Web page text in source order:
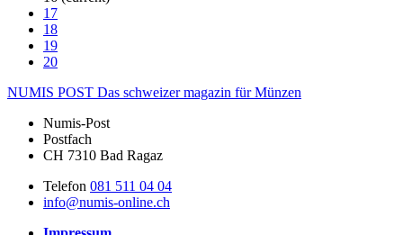
17
18
19
20
NUMIS POST Das schweizer magazin für Münzen
Numis-Post
Postfach
CH 7310 Bad Ragaz
Telefon 081 511 04 04
info@numis-online.ch